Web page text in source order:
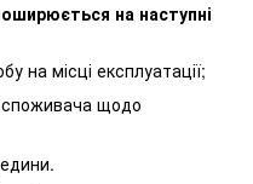
на наступні
на місці експлуатації;
споживача щодо